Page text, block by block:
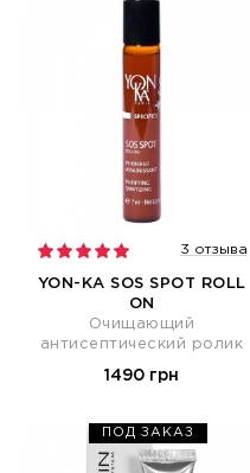
3 отзыва
YON-KA SOS SPOT ROLL
ON
Очищающий
антисептический ролик
1490 грн
ПОД ЗАКАЗ